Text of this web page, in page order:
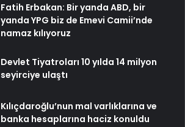
Fatih Erbakan: Bir yanda ABD, bir
yanda YPG biz de Emevi Camii’nde
namaz kılıyoruz
Devlet Tiyatroları 10 yılda 14 milyon
seyirciye ulaştı
Kılıçdaroğlu’nun mal varlıklarına ve
banka hesaplarına haciz konuldu